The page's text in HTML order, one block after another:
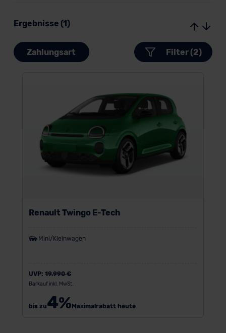
Ergebnisse (1)
Zahlungsart Filter (2)
Renault Twingo E-Tech
Mini/Kleinwagen
UVP: 19.990 €
Barkauf inkl. MwSt.
bis zu4%Maximalrabatt heute